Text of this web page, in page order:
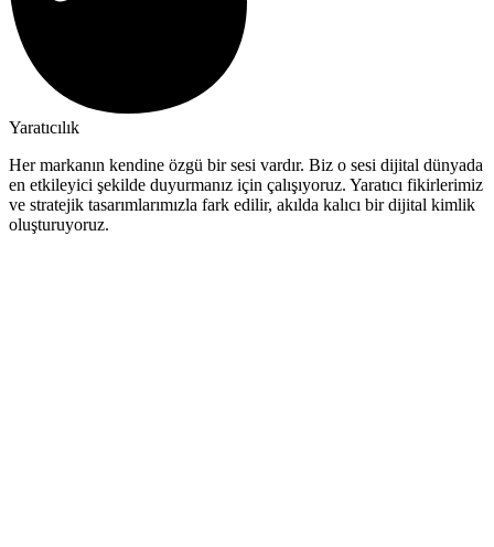
Yaratıcılık
Her markanın kendine özgü bir sesi vardır. Biz o sesi dijital dünyada
en etkileyici şekilde duyurmanız için çalışıyoruz. Yaratıcı fikirlerimiz
ve stratejik tasarımlarımızla fark edilir, akılda kalıcı bir dijital kimlik
oluşturuyoruz.